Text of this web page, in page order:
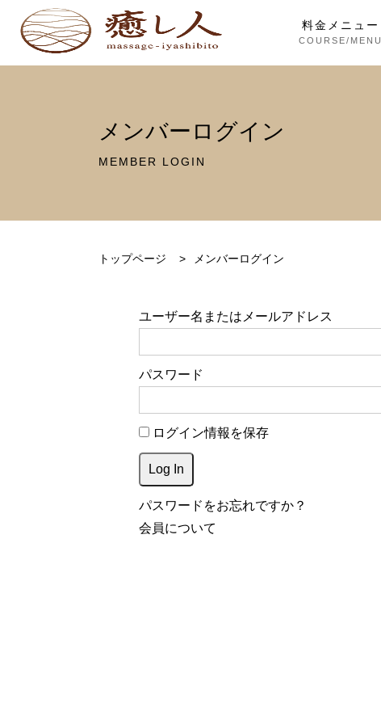
料金メニュー
COURSE/MENU
メンバーログイン
MEMBER LOGIN
トップページ > メンバーログイン
ユーザー名またはメールアドレス
パスワード
ログイン情報を保存
パスワードをお忘れですか？
会員について